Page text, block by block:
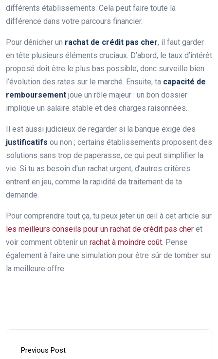
différents établissements. Cela peut faire toute la
différence dans votre parcours financier.
Pour dénicher un rachat de crédit pas cher, il faut garder
en tête plusieurs éléments cruciaux. D’abord, le taux d’intérêt
proposé doit être le plus bas possible, donc surveille bien
l’évolution des rates sur le marché. Ensuite, ta capacité de
remboursement joue un rôle majeur : un bon dossier
implique un salaire stable et des charges raisonnées.
Il est aussi judicieux de regarder si la banque exige des
justificatifs ou non ; certains établissements proposent des
solutions sans trop de paperasse, ce qui peut simplifier la
vie. Si tu as besoin d’un rachat urgent, d’autres critères
entrent en jeu, comme la rapidité de traitement de ta
demande.
Pour comprendre tout ça, tu peux jeter un œil à cet article sur
les meilleurs conseils pour un rachat de crédit pas cher et
voir comment obtenir un rachat à moindre coût . Pense
également à faire une simulation pour être sûr de tomber sur
la meilleure offre.
Previous Post